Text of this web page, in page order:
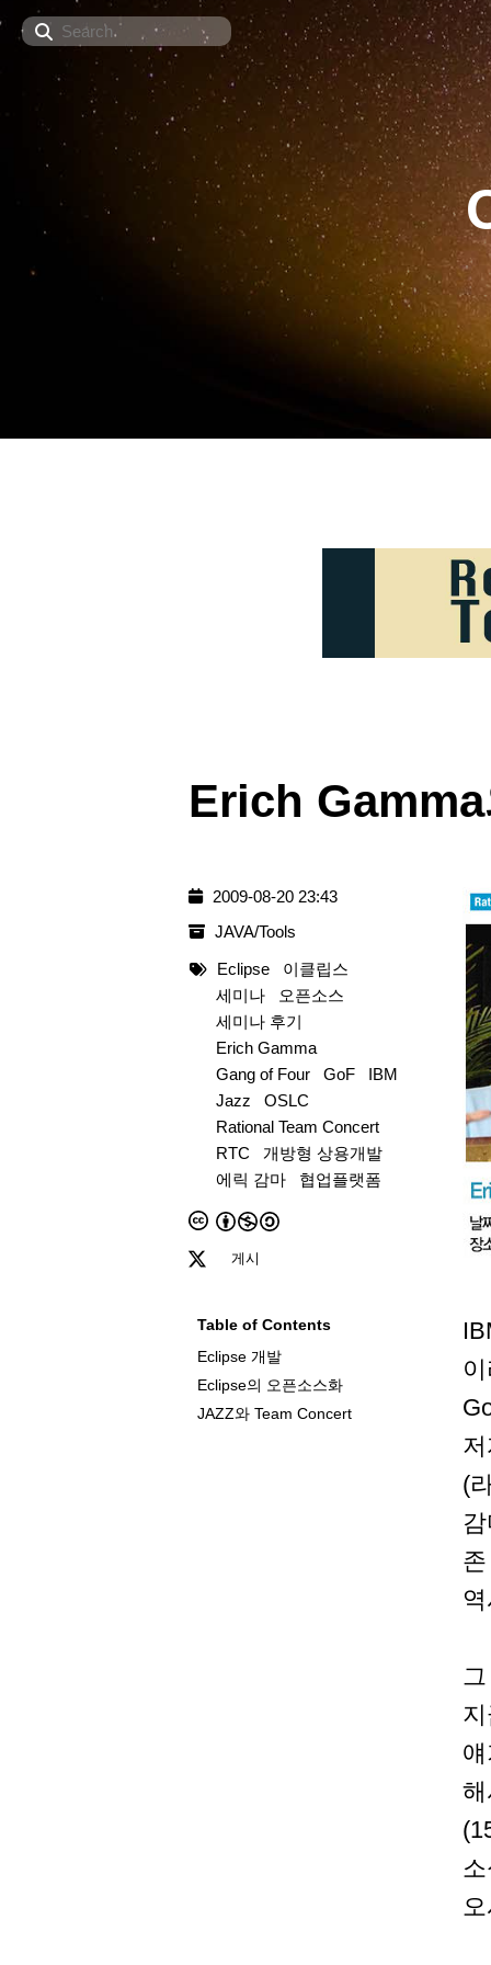
Search
Erich
(
2009-08-20 23:43
JAVA/Tools
Eclipse
이클립스
세미나
오픈소스
세미나 후기
Erich Gamma
Gang of Four
GoF
IBM
Jazz
OSLC
Rational Team Concert
RTC
개방형 상용개발
에릭 감마
협업플랫폼
게시
Table of Contents
Eclipse 개발
Eclipse의 오픈소스화
JAZZ와 Team Concert